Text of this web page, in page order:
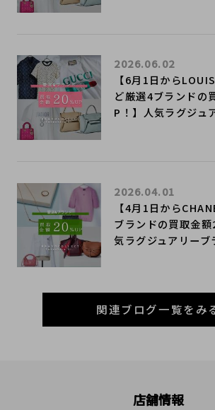
【6月1日から
ど厳選4ブランドの
P！】人気ラグジュ
2026.06.02
【4月1日から
ブランドの買取金
気ラグジュアリーブ
2026.04.01
関連ブログ一覧をみ
店舗情報